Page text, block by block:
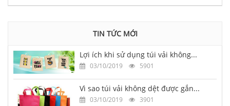
TIN TỨC MỚI
Lợi ích khi sử dụng túi vải không...
03/10/2019 5901
Vì sao túi vải không dệt được gắn...
03/10/2019 3901